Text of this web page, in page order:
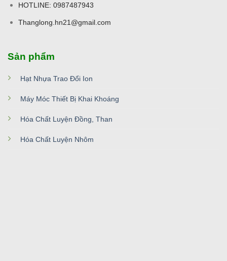
HOTLINE: 0987487943
Thanglong.hn21@gmail.com
Sản phẩm
Hạt Nhựa Trao Đổi Ion
Máy Móc Thiết Bị Khai Khoáng
Hóa Chất Luyện Đồng, Than
Hóa Chất Luyện Nhôm